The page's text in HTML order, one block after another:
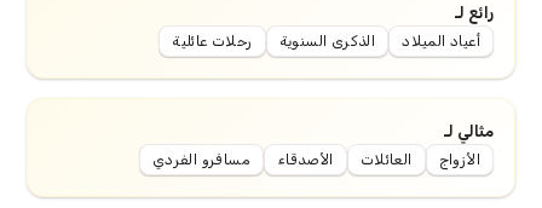
رائع لـ
أعياد الميلاد الذكرى السنوية رحلات عائلية
مثالي لـ
الأزواج العائلات الأصدقاء مسافرو الفردي